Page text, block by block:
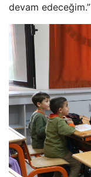
devam edeceğim.”